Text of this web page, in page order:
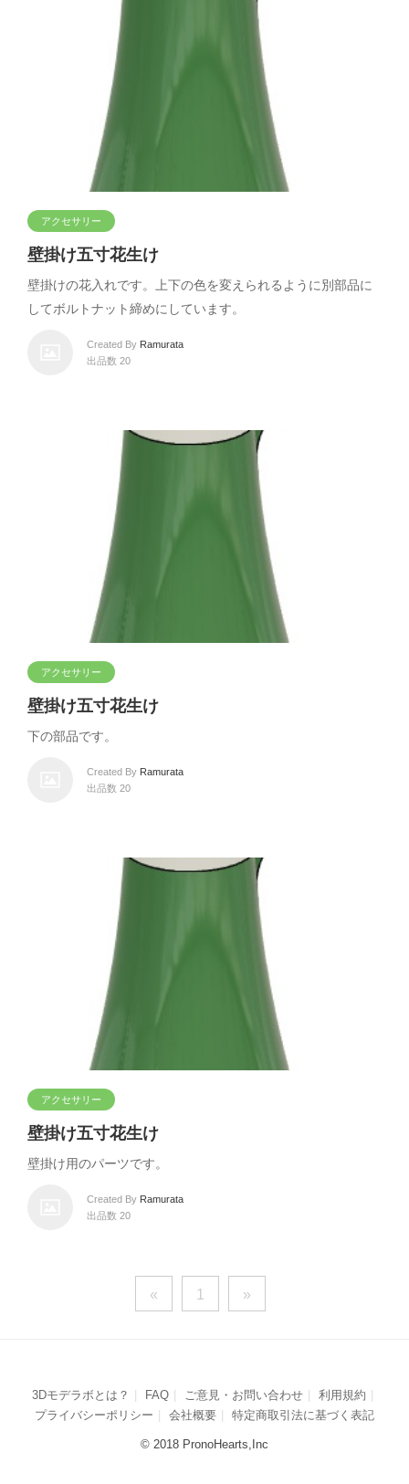
アクセサリー
壁掛け五寸花生け
壁掛けの花入れです。上下の色を変えられるように別部品に
してボルトナット締めにしています。
Created By Ramurata
出品数 20
アクセサリー
壁掛け五寸花生け
下の部品です。
Created By Ramurata
出品数 20
アクセサリー
壁掛け五寸花生け
壁掛け用のパーツです。
Created By Ramurata
出品数 20
« 1 »
3Dモデラボとは？ FAQ ご意見・お問い合わせ
利用規約
プライバシーポリシー
会社概要 特定商取引法に基づく表記
© 2018 PronoHearts,Inc